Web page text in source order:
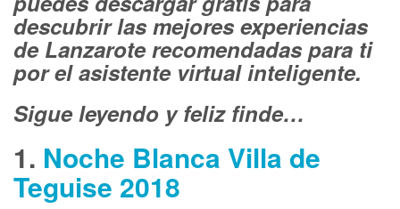
descubrir las mejores experiencias
de Lanzarote recomendadas para ti
por el asistente virtual inteligente.
Sigue leyendo y feliz finde…
1. Noche Blanca Villa de
Teguise 2018